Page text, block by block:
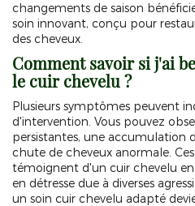
changements de saison
soin innovant, conçu pour
des cheveux.
Comment savoir si j'ai
le cuir chevelu ?
Plusieurs symptômes peuvent
d'intervention. Vous pouvez
persistantes, une accumulation
chute de cheveux anormale.
témoignent d'un cuir chevelu
en détresse due à diverses
un soin cuir chevelu adapté